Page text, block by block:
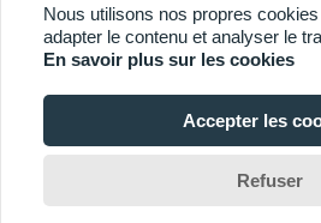
soumettre Politique
PLUS DE SERVICES
Copyright By © Guangzhou Chunke
Nous utilisons nos propres
adapter le contenu et analyser le
En savoir plus sur les cookies
Accepter les
Refuser